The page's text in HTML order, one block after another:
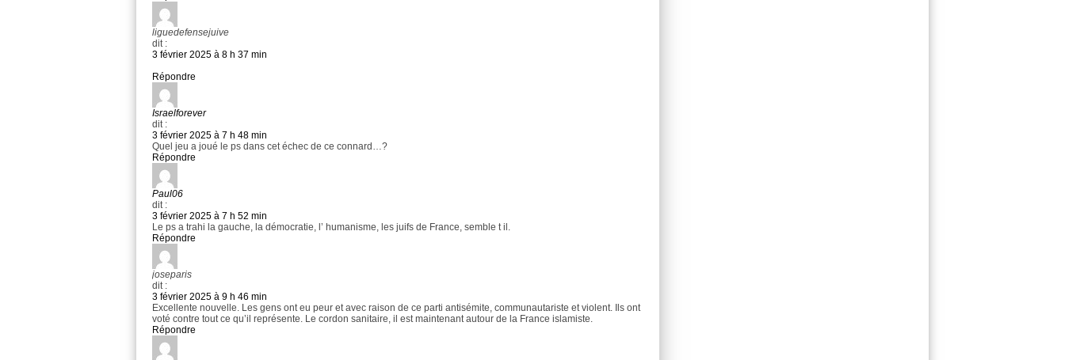
liguedefensejuive
dit :
3 février 2025 à 8 h 37 min
Répondre
Israelforever
dit :
3 février 2025 à 7 h 48 min
Quel jeu a joué le ps dans cet échec de ce connard…?
Répondre
Paul06
dit :
3 février 2025 à 7 h 52 min
Le ps a trahi la gauche, la démocratie, l’ humanisme, les juifs de France, semble t il.
Répondre
joseparis
dit :
3 février 2025 à 9 h 46 min
Excellente nouvelle. Les gens ont eu peur et avec raison de ce parti antisémite, communautariste et violent. Ils ont
voté contre tout ce qu’il représente. Le cordon sanitaire, il est maintenant autour de la France islamiste.
Répondre